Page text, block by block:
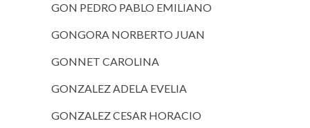
GON PEDRO PABLO EMILIANO
GONGORA NORBERTO JUAN
GONNET CAROLINA
GONZALEZ ADELA EVELIA
GONZALEZ CESAR HORACIO